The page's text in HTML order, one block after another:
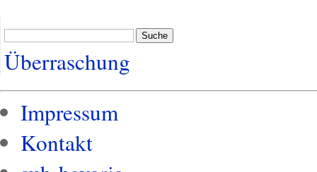
Suche
Überraschung
Impressum
Kontakt